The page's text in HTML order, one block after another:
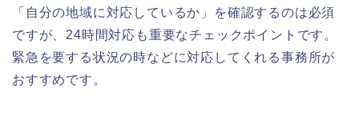
「自分の地域に対応しているか」を確認するのは必須
ですが、24時間対応も重要なチェックポイントです。
緊急を要する状況の時などに対応してくれる事務所が
おすすめです。